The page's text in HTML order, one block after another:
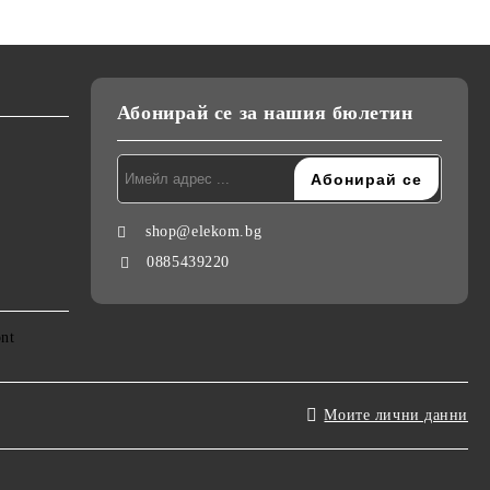
Абонирай се за нашия бюлетин
shop@elekom.bg
0885439220
Моите лични данни